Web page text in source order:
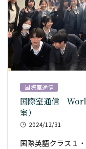
国際室通信
国際室通信
室）
2024/12/31
国際英語クラス１